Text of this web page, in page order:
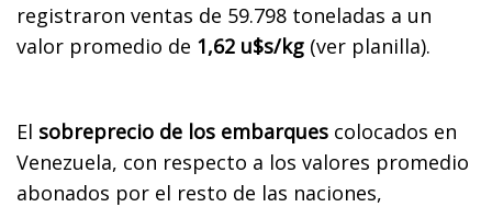
registraron ventas de 59.798 toneladas a un
valor promedio de 1,62 u$s/kg (ver planilla).
El sobreprecio de los embarques colocados en
Venezuela, con respecto a los valores promedio
abonados por el resto de las naciones,